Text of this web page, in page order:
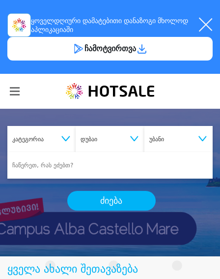
ყოველდღიური დამატებითი დანაზოგი მხოლოდ
აპლიკაციაში
ჩამოტვირთვა
კატეგორია დუბაი უბანი
ძიება
ყველა ახალი შეთავაზება